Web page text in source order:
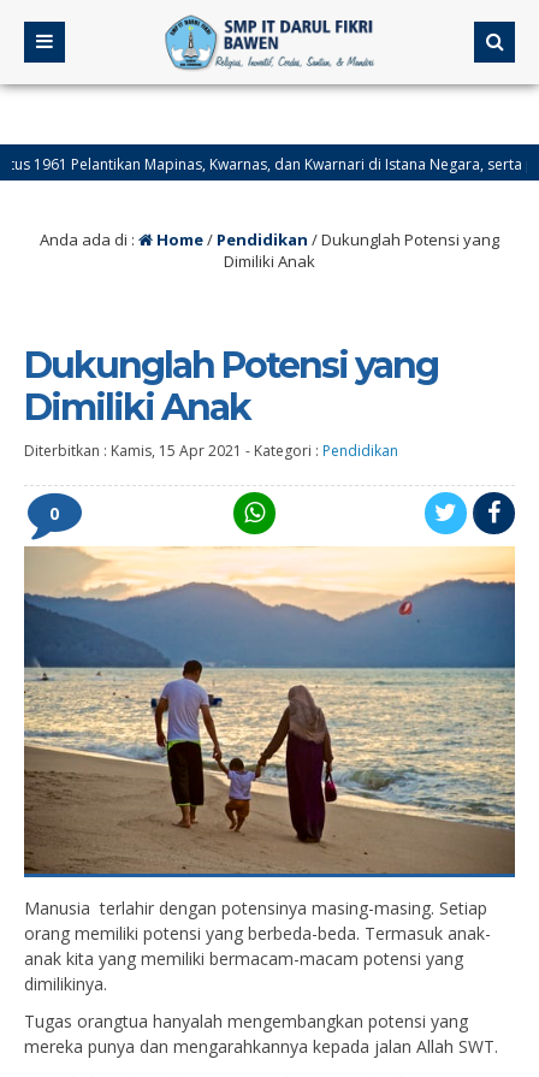
Pelantikan Mapinas, Kwarnas, dan Kwarnari di Istana Negara, serta
Hari Jadi Provinsi Kalimantan Selatan.
Anda ada di : Home/ Pendidikan /Dukunglah Potensi yang
Dimiliki Anak
Dukunglah Potensi yang
Dimiliki Anak
Diterbitkan : Kamis, 15 Apr 2021 - Kategori : Pendidikan
0
Manusia terlahir dengan potensinya masing-masing. Setiap
orang memiliki potensi yang berbeda-beda. Termasuk anak-
anak kita yang memiliki bermacam-macam potensi yang
dimilikinya.
Tugas orangtua hanyalah mengembangkan potensi yang
mereka punya dan mengarahkannya kepada jalan Allah SWT.